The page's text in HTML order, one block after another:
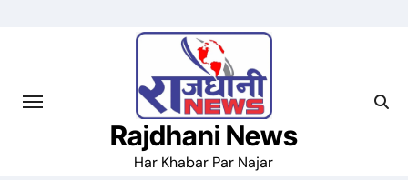
Rajdhani News
Har Khabar Par Najar